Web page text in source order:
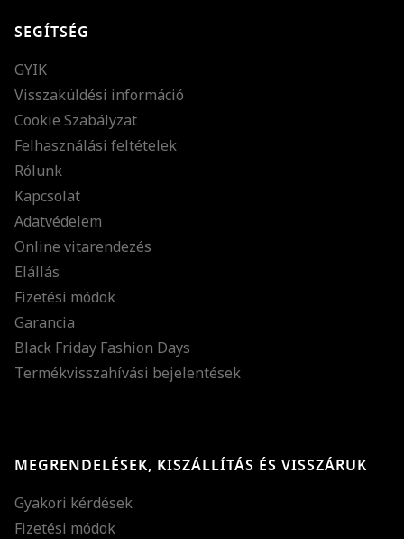
SEGÍTSÉG
GYIK
Visszaküldési információ
Cookie Szabályzat
Felhasználási feltételek
Rólunk
Kapcsolat
Adatvédelem
Online vitarendezés
Elállás
Fizetési módok
Garancia
Black Friday Fashion Days
Termékvisszahívási bejelentések
MEGRENDELÉSEK, KISZÁLLÍTÁS ÉS VISSZÁRUK
Gyakori kérdések
Fizetési módok